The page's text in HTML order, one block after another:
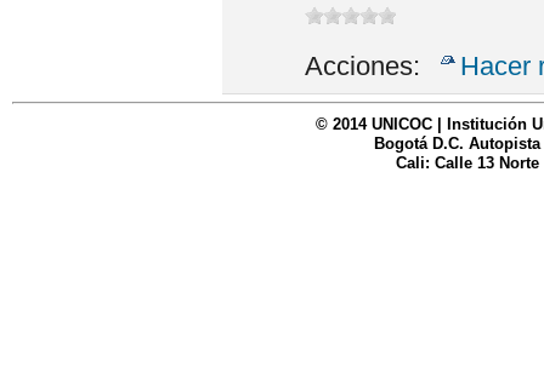
Acciones: Hacer
© 2014 UNICOC | Institución
Bogotá D.C. Autopista
Cali: Calle 13 Norte